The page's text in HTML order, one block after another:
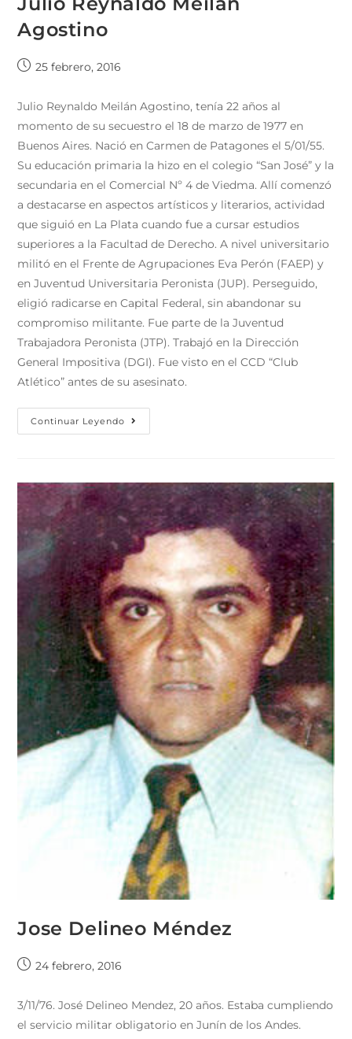
Agostino
25 febrero, 2016
Julio Reynaldo Meilán Agostino, tenía 22 años al
momento de su secuestro el 18 de marzo de 1977 en
Buenos Aires. Nació en Carmen de Patagones el 5/01/55.
Su educación primaria la hizo en el colegio “San José” y la
secundaria en el Comercial Nº 4 de Viedma. Allí comenzó
a destacarse en aspectos artísticos y literarios, actividad
que siguió en La Plata cuando fue a cursar estudios
superiores a la Facultad de Derecho. A nivel universitario
militó en el Frente de Agrupaciones Eva Perón (FAEP) y
en Juventud Universitaria Peronista (JUP). Perseguido,
eligió radicarse en Capital Federal, sin abandonar su
compromiso militante. Fue parte de la Juventud
Trabajadora Peronista (JTP). Trabajó en la Dirección
General Impositiva (DGI). Fue visto en el CCD “Club
Atlético” antes de su asesinato.
Continuar Leyendo
Jose Delineo Méndez
24 febrero, 2016
3/11/76. José Delineo Mendez, 20 años. Estaba cumpliendo
el servicio militar obligatorio en Junín de los Andes.